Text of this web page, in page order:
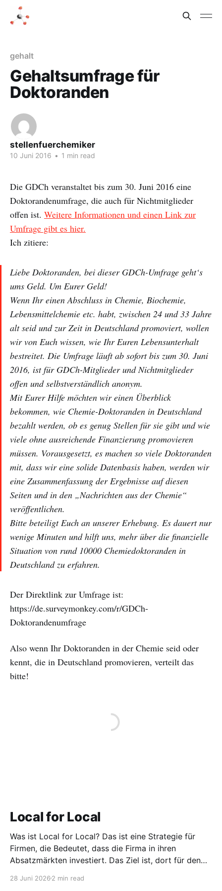
gehalt
Gehaltsumfrage für
Doktoranden
stellenfuerchemiker
10 Juni 2016 • 1 min read
Die GDCh veranstaltet bis zum 30. Juni 2016 eine
Doktorandenumfrage, die auch für Nichtmitglieder
offen ist. Weitere Informationen und einen Link zur
Umfrage gibt es hier.
Ich zitiere:
Liebe Doktoranden, bei dieser GDCh-Umfrage geht‘s
ums Geld. Um Eurer Geld!
Wenn Ihr einen Abschluss in Chemie, Biochemie,
Lebensmittelchemie etc. habt, zwischen 24 und 33 Jahre
alt seid und zur Zeit in Deutschland promoviert, wollen
wir von Euch wissen, wie Ihr Euren Lebensunterhalt
bestreitet. Die Umfrage läuft ab sofort bis zum 30. Juni
2016, ist für GDCh-Mitglieder und Nichtmitglieder
offen und selbstverständlich anonym.
Mit Eurer Hilfe möchten wir einen Überblick
bekommen, wie Chemie-Doktoranden in Deutschland
bezahlt werden, ob es genug Stellen für sie gibt und wie
viele ohne ausreichende Finanzierung promovieren
müssen. Vorausgesetzt, es machen so viele Doktoranden
mit, dass wir eine solide Datenbasis haben, werden wir
eine Zusammenfassung der Ergebnisse auf diesen
Seiten und in den „Nachrichten aus der Chemie“
veröffentlichen.
Bitte beteiligt Euch an unserer Erhebung. Es dauert nur
wenige Minuten und hilft uns, mehr über die finanzielle
Situation von rund 10000 Chemiedoktoranden in
Deutschland zu erfahren.
Der Direktlink zur Umfrage ist:
https://de.surveymonkey.com/r/GDCh-
Doktorandenumfrage
Also wenn Ihr Doktoranden in der Chemie seid oder
kennt, die in Deutschland promovieren, verteilt das
bitte!
Local for Local
Was ist Local for Local? Das ist eine Strategie für
Firmen, die Bedeutet, dass die Firma in ihren
Absatzmärkten investiert. Das Ziel ist, dort für den
entwickeln. Diese Strategie ist von Toyota bekannt,
28 Juni 2026 2 min read